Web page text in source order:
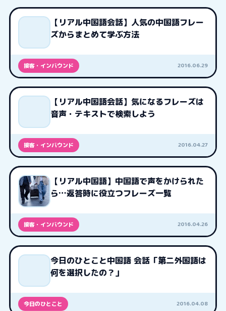
【リアル中国語会話】人気の中国語フレー
ズからまとめて学ぶ方法
接客・インバウンド 2016.06.29
【リアル中国語会話】気になるフレーズは
音声・テキストで検索しよう
接客・インバウンド 2016.04.27
【リアル中国語】中国語で声をかけられた
ら…返答時に役立つフレーズ一覧
接客・インバウンド 2016.04.26
今日のひとこと中国語 会話「第二外国語は
何を選択したの？」
今日のひとこと 2016.04.08